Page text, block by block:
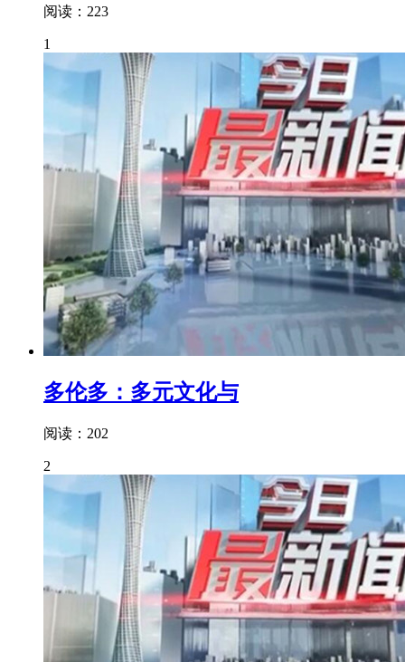
阅读：223
1
多伦多：多元文化与
阅读：202
2